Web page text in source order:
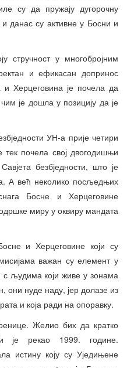
су да пружају дугорочну
данас су активне у Босни и
стручност у многобројним
и ефикасан допринос
и Херцеговина је почела да
је дошла у позицију да је
УН-а прије четири
тек почела свој двогодишњи
безбједности, што је
А већ неколико посљедњих
Босне и Херцеговине
миру у оквиру мандата
и Херцеговине који су
важан су елемент у
људима који живе у зонама
они нуде наду, јер долазе из
и која ради на опоравку.
Желио бих да кратко
је рекао 1999. године.
истину коју су Уједињене